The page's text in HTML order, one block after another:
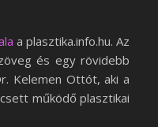
a plasztika.info.hu. Az
és egy rövidebb
Kelemen Ottót, aki a
működő plasztikai